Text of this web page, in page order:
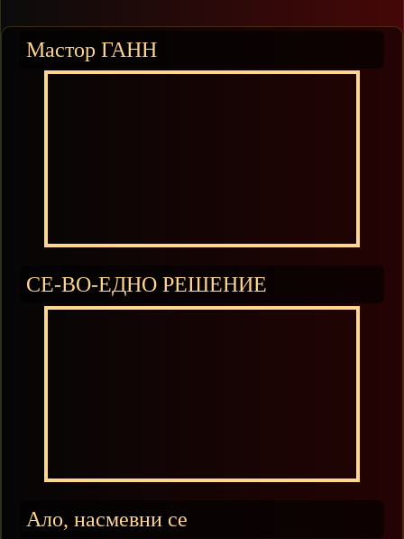
Мастор ГАНН
СЕ-ВО-ЕДНО РЕШЕНИЕ
Ало, насмевни се